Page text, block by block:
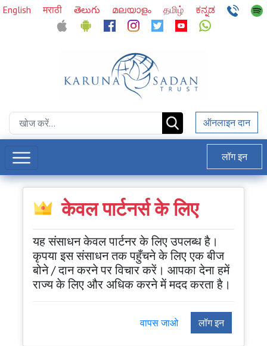
English मराठी తెలుగు മലയാളം தமிழ் ಕನ್ನಡ
ऑनलाइन दान
लॉग इन
केवल पार्टनर्स के लिए
यह संसाधन केवल पार्टनर के लिए उपलब्ध है।
कृपया इस संसाधन तक पहुँचने के लिए एक बीज
बोने / दान करने पर विचार करें। आपका देना हमें
राज्य के लिए और अधिक करने में मदद करता है।
वापस जाओ लॉग इन